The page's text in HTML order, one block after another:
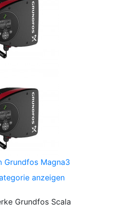
Grundfos Magna3
anzeigen